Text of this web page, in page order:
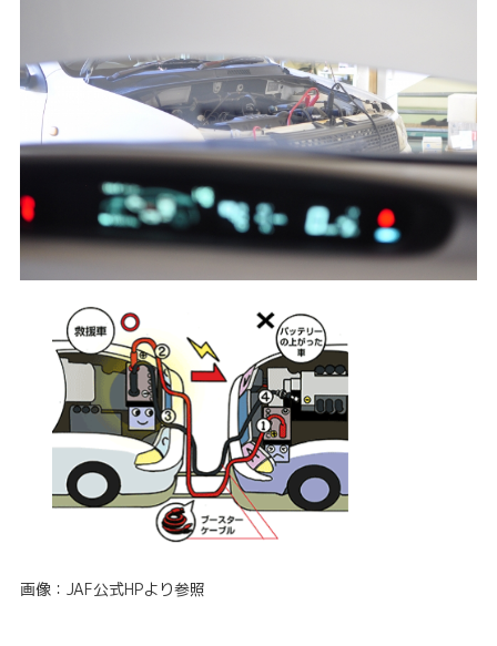
画像：JAF公式HPより参照